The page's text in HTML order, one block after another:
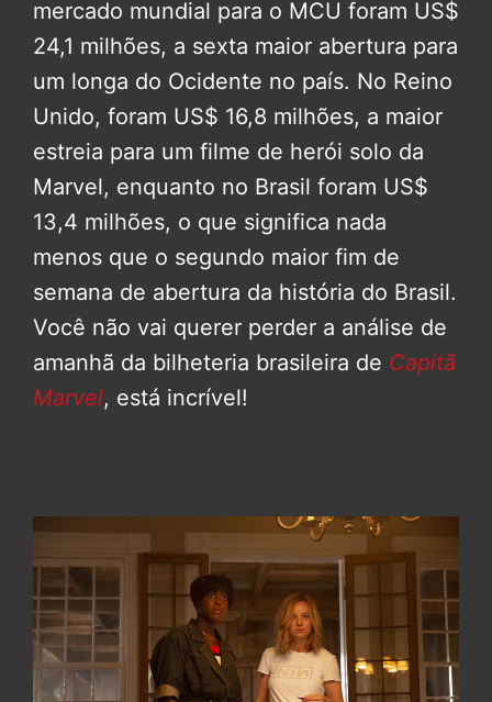
mercado mundial para o MCU foram US$
24,1 milhões, a sexta maior abertura para
um longa do Ocidente no país. No Reino
Unido, foram US$ 16,8 milhões, a maior
estreia para um filme de herói solo da
Marvel, enquanto no Brasil foram US$
13,4 milhões, o que significa nada
menos que o segundo maior fim de
semana de abertura da história do Brasil.
Você não vai querer perder a análise de
amanhã da bilheteria brasileira de Capitã
Marvel, está incrível!